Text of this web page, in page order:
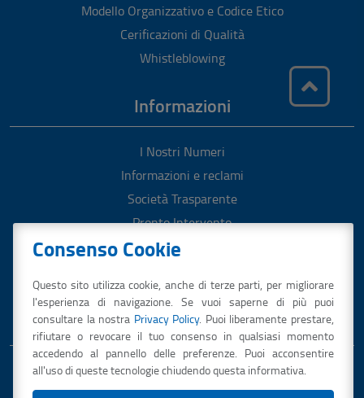
Modello Organizzativo e Codice Etico
Cerificazioni di Qualità
Whistleblowing
Informazioni
I Nostri Numeri
Informazioni e reclami
Società Trasparente
Pronto Intervento
Gestione del servizio idrico integrato
Qualità dell’acqua
Privacy Policy Società Trasparente
Mappa del Sito
Meccanismo di Feedback
Dichiarazione di Accessibilità
Consenso Cookie
Questo sito utilizza cookie, anche di terze parti, per migliorare
l'esperienza di navigazione. Se vuoi saperne di più puoi
consultare la nostra Privacy Policy. Puoi liberamente prestare,
rifiutare o revocare il tuo consenso in qualsiasi momento
accedendo al pannello delle preferenze. Puoi acconsentire
all'uso di queste tecnologie chiudendo questa informativa.